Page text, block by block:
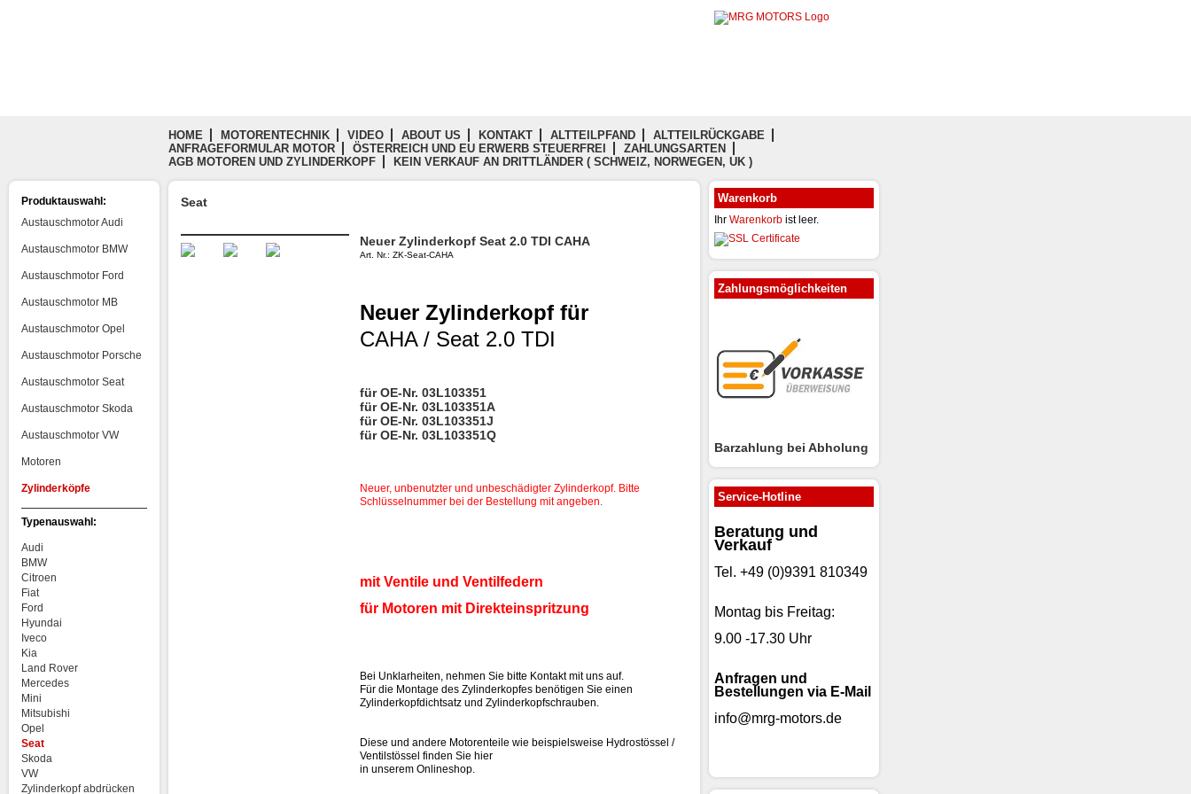
HOME MOTORENTECHNIK VIDEO ABOUT US KONTAKT ALTTEILPFAND
ALTTEILRÜCKGABE
ANFRAGEFORMULAR MOTOR
ÖSTERREICH UND EU ERWERB STEUERFREI
ZAHLUNGSARTEN
AGB MOTOREN UND ZYLINDERKOPF
KEIN VERKAUF AN DRITTLÄNDER ( SCHWEIZ, NORWEGEN, UK )
Produktauswahl:
Austauschmotor Audi
Austauschmotor BMW
Austauschmotor Ford
Austauschmotor MB
Austauschmotor Opel
Austauschmotor Porsche
Austauschmotor Seat
Austauschmotor Skoda
Austauschmotor VW
Motoren
Zylinderköpfe
Typenauswahl:
Audi
BMW
Citroen
Fiat
Ford
Hyundai
Iveco
Kia
Land Rover
Mercedes
Mini
Mitsubishi
Opel
Seat
Skoda
VW
Zylinderkopf abdrücken
Seat
Neuer Zylinderkopf Seat 2.0 TDI CAHA
Art. Nr.: ZK-Seat-CAHA
Neuer Zylinderkopf für
CAHA / Seat 2.0 TDI
für OE-Nr. 03L103351
für OE-Nr. 03L103351A
für OE-Nr. 03L103351J
für OE-Nr. 03L103351Q
Neuer, unbenutzter und unbeschädigter Zylinderkopf. Bitte
Schlüsselnummer bei der Bestellung mit angeben.
mit Ventile und Ventilfedern
für Motoren mit Direkteinspritzung
Bei Unklarheiten, nehmen Sie bitte Kontakt mit uns auf.
Für die Montage des Zylinderkopfes benötigen Sie einen
Zylinderkopfdichtsatz und Zylinderkopfschrauben.
Diese und andere Motorenteile wie beispielsweise Hydrostössel /
Ventilstössel finden Sie hier
in unserem Onlineshop.
Warenkorb
Ihr Warenkorb ist leer.
Zahlungsmöglichkeiten
Barzahlung bei Abholung
Service-Hotline
Beratung und
Verkauf
Tel. +49 (0)9391 810349
Montag bis Freitag:
9.00 -17.30 Uhr
Anfragen und
Bestellungen via E-Mail
info@mrg-motors.de